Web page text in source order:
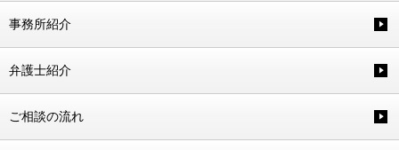
事務所紹介
弁護士紹介
ご相談の流れ